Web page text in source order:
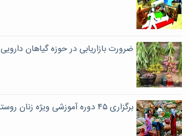
ضرورت بازاریابی در حوزه گیاهان دارویی
برگزاری ۴۵ دوره آموزشی ویژه زنان روستایی در آذربایجان غربی